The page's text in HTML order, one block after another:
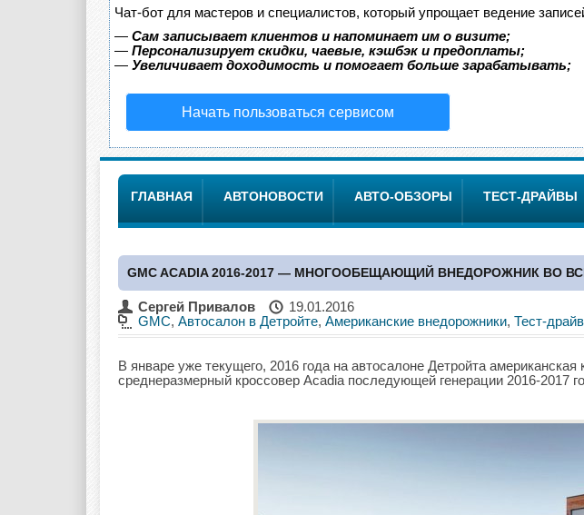
Чат-бот для мастеров и специалистов, который упрощает ведение
— Сам записывает клиентов и напоминает им о визите;
— Персонализирует скидки, чаевые, кэшбэк и предоплаты;
— Увеличивает доходимость и помогает больше зарабатывать;
Начать пользоваться сервисом
ГЛАВНАЯ АВТОНОВОСТИ АВТО-ОБЗОРЫ ТЕСТ-ДРАЙВЫ
GMC ACADIA 2016-2017 — МНОГООБЕЩАЮЩИЙ ВНЕДОРОЖНИК ВО
Сергей Привалов
19.01.2016
GMC, Автосалон в Детройте, Американские внедорожники, Тест-
В январе уже текущего, 2016 года на автосалоне Детройта
среднеразмерный кроссовер Acadia последующей генерации 2016-2017